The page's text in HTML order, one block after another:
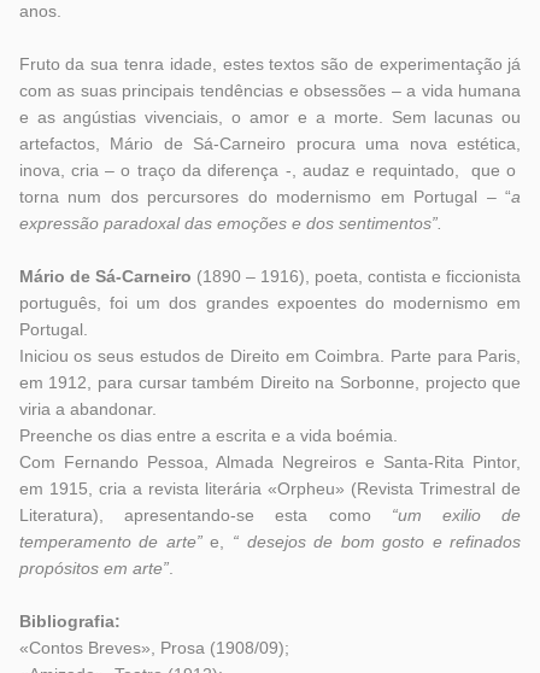
anos.
Fruto da sua tenra idade, estes textos são de experimentação já
com as suas principais tendências e obsessões – a vida humana
e as angústias vivenciais, o amor e a morte. Sem lacunas ou
artefactos, Mário de Sá-Carneiro procura uma nova estética,
inova, cria – o traço da diferença -, audaz e requintado, que o
torna num dos percursores do modernismo em Portugal – “a
expressão paradoxal das emoções e dos sentimentos”.
Mário de Sá-Carneiro (1890 – 1916), poeta, contista e ficcionista
português, foi um dos grandes expoentes do modernismo em
Portugal.
Iniciou os seus estudos de Direito em Coimbra. Parte para Paris,
em 1912, para cursar também Direito na Sorbonne, projecto que
viria a abandonar.
Preenche os dias entre a escrita e a vida boémia.
Com Fernando Pessoa, Almada Negreiros e Santa-Rita Pintor,
em 1915, cria a revista literária «Orpheu» (Revista Trimestral de
Literatura), apresentando-se esta como “um exilio de
temperamento de arte”e, “ desejos de bom gosto e refinados
propósitos em arte”.
Bibliografia:
«Contos Breves», Prosa (1908/09);